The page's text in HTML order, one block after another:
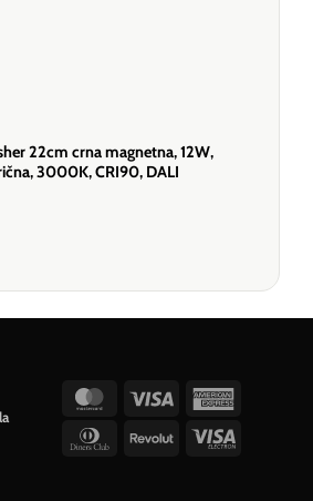
22cm crna magnetna, 12W,
3000K, CRI90, DALI
MasterCard
Visa
DinnersRevolutVisa